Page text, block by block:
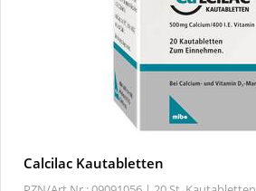
Calcilac Kautabletten